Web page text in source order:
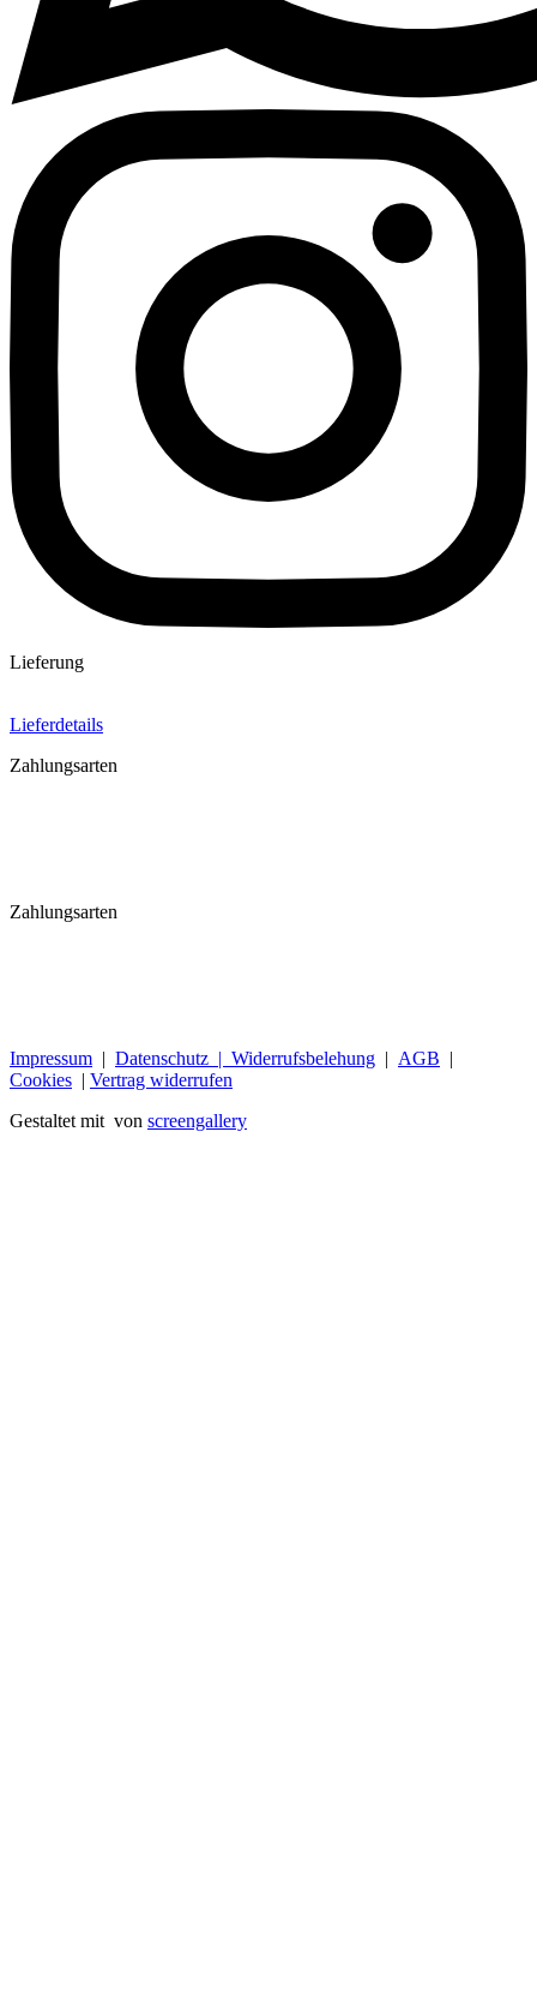
Lieferung
Lieferdetails
Zahlungsarten
Zahlungsarten
Impressum | Datenschutz | Widerrufsbelehung | AGB |
Cookies | Vertrag widerrufen
Gestaltet mit von screengallery